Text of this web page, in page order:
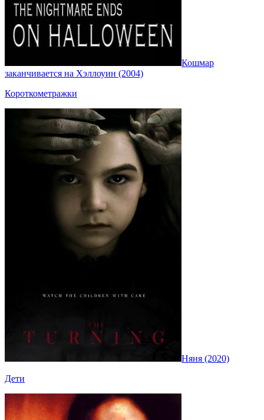
Кошмар
заканчивается на Хэллоуин (2004)
Короткометражки
Няня (2020)
Дети